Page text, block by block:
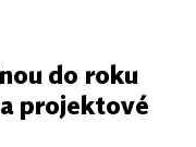
do roku
projektové